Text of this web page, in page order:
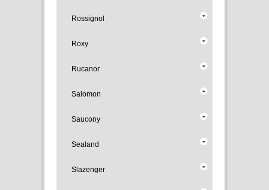
Rossignol
Roxy
Rucanor
Salomon
Saucony
Sealand
Slazenger